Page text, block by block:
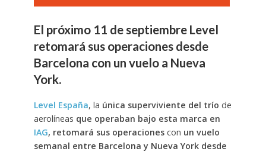
El próximo 11 de septiembre Level
retomará sus operaciones desde
Barcelona con un vuelo a Nueva
York.
Level España, la única superviviente del trío de
aerolíneas que operaban bajo esta marca en
IAG, retomará sus operacionescon un vuelo
semanal entre Barcelona y Nueva York desde